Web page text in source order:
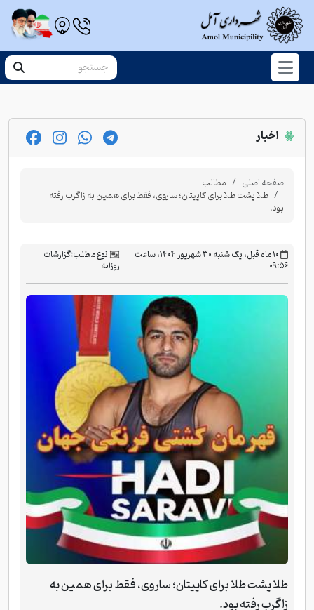
اخبار
صفحه اصلی مطالب
طلا پشت طلا برای کاپیتان؛ ساروی، فقط برای همین به زاگرب رفته
بود.
‫۱۰ ماه قبل، یک شنبه ۳۰ شهریور ۱۴۰۴، ساعت
۰۹:۵۶
نوع مطلب:گزارشات
روزانه
طلا پشت طلا برای کاپیتان؛ ساروی، فقط برای همین به
زاگرب رفته بود.